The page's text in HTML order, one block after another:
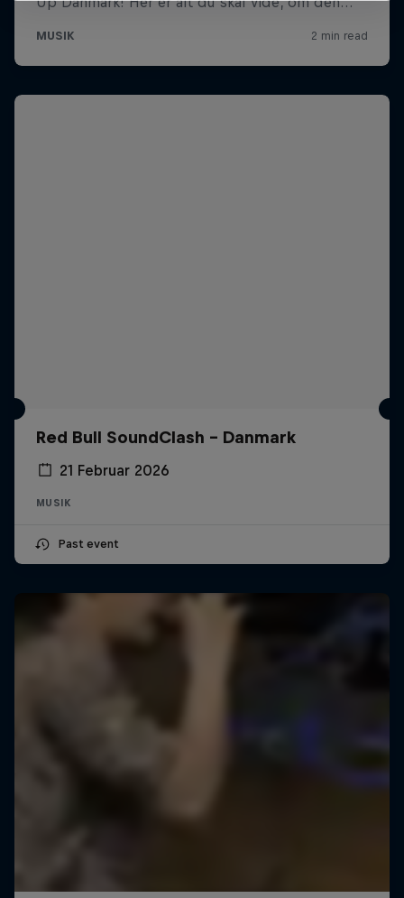
Red Bull SoundClash - Danmark
21 Februar 2026
MUSIK
Past event